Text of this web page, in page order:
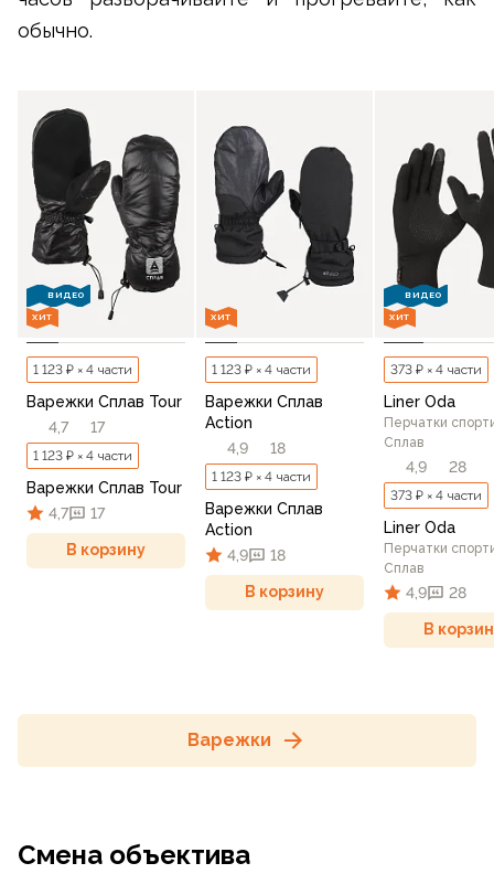
обычно.
ВИДЕО
ХИТ
1 123 ₽ × 4 части
Варежки Сплав Tour
4,7
17
1 123 ₽ × 4 части
Варежки Сплав Tour
4,7
17
В корзину
ХИТ
1 123 ₽ × 4 части
Варежки Сплав
Action
4,9
18
1 123 ₽ × 4 части
Варежки Сплав
Action
4,9
18
В корзину
ВИДЕО
ХИТ
373 ₽ × 4 части
Liner Oda
Перчатки
Сплав
4,9 28
373 ₽ × 4 части
Liner Oda
Перчатки
Сплав
4,9 28
В
Варежки
Смена объектива